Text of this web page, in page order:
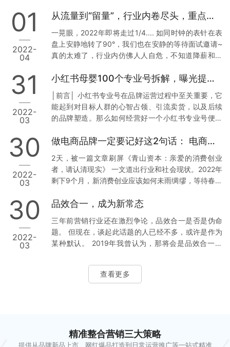
“米小芽”创始人肖波的线上沙龙核心内容：做线下的几
个好处，以及做好线下…
道收视份额在2021年达到0.90%，为2015年以来年收
1.12%，创近8年来新高。 注：2022年的数据日期范围
为2022年一季度 从月收视份额看，2021年10月起，
CCTV-2频道的收视率和收视份额均持续走高，从11月
起月均收视份额连续5个…
01
2022-
04
从流量到“留量”，行业内卷尽头，重点竟是“整合营销”？
一晃眼，2022年即将走过1/4.... 如同时钟的表针在表
盘上安静地转了90°，我们也在安静的等待面试邀请~
真的太难了，行业内仿佛人人自危，不知道降薪和裁
惊，祈祷公司支棱起来，扛过最冷的寒冬； 行业外的
人如同热锅上的蚂蚁，等待一份稳定的offer。 等待至
于，一打开抖音等社交软件，条条都是-- 互联网行业
“不行”了 互联网行业到”头“了 互联网行业流量红利已
过，由流量转为”留量“。 讲到”留量“，就不得不提起必
备的营销！ 随着品牌营销市场内卷化趋…
31
2022-
03
小红书母婴100个专业号拆解，曝光提升30%
│前言│ 小红书专业号在品牌运营过程中至关重要，它
能起到对目标人群的心智占领、引流卖货，以及后续
的品牌塑造。那么如何经营好一个小红书专业号便成
业号拆解为例，为品牌运营者分析本文10个小红书母
等。建议各位收藏起来，遇到小红书运营问题，再翻
出来阅读。 │目录│ 1.母婴品牌如何在小红书做心智占
领？ 2.小红书10个母婴专业号TOP分析 3.最后总结与
思考 01 │母婴品牌如何在小红书抢占心智│ 1、小红书
专业…
30
2022-
03
做电商品牌一定要记好这2句话： 电商内容化+ 内容电商化
2天，被一篇文章刷屏《青山资本：亲爱的消费创业
者，请认清现实》 一文道出行业和社会现状。2022年
剩下9个月，新消费创业应该如何未雨绸缪，等待春天
内容感同身受，更有逆流而上的品牌，办法总比困难
篇，结合这段时间聊了20+个品牌：有工厂停工的、
销售额腰斩的、逆势增长的、幡然醒悟的。和大家分
享下，创业者该如何应对？（PS：如果你是电商品
建议） 本文目录： 一、回…
30
2022-
03
品效合一，成为新常态
三年前营销行业还在激烈争论，品效合一是否是伪命
题。 但现在，谈起此话题的人已经不多，或许是作为
某种默认。 2019年我曾认为，那将会是品效合一元
行，直播卖货正在爆发。 以前讲的“效”更多是效果广
告转化，但接下来可能是直接卖货了，所以基于新逻
视角，在品效合一的目标下，…
查看更多
精准整合营销三大策略
提供从品牌新品上市、网红爆品打造到日常运营推广等一站式精准